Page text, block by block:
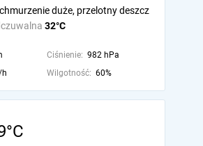
32°C
duże, przelotny deszcz
Ciśnienie: 982 hPa
Wilgotność: 60%